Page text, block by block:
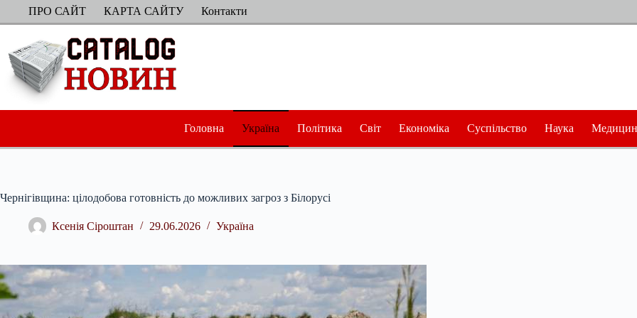
ПерейтиПРО САЙТ КАРТА САЙТУ Контакти
Головна Україна Політика Світ Економіка Суспільство Наука
Чернігівщина: цілодобова готовність до можливих загроз з Білорусі
Ксенія Сіроштан 29.06.2026 Україна